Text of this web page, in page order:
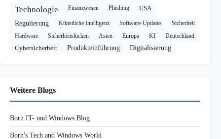
Technologie Finanzwesen Phishing USA
Regulierung Künstliche Intelligenz Software-Updates
Sicherheit
Hardware
Sicherheitslücken Asien Europa KI Deutschland
Cybersicherheit Produkteinführung Digitalisierung
Weitere Blogs
Born IT- und Windows Blog
Born's Tech and Windows World